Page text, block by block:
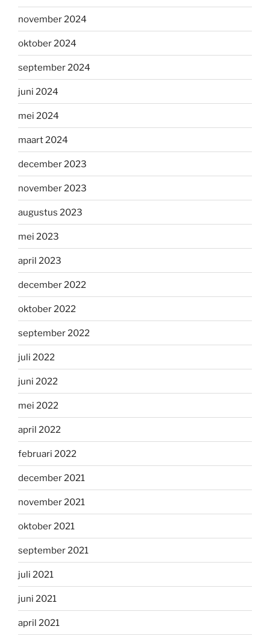
november 2024
oktober 2024
september 2024
juni 2024
mei 2024
maart 2024
december 2023
november 2023
augustus 2023
mei 2023
april 2023
december 2022
oktober 2022
september 2022
juli 2022
juni 2022
mei 2022
april 2022
februari 2022
december 2021
november 2021
oktober 2021
september 2021
juli 2021
juni 2021
april 2021